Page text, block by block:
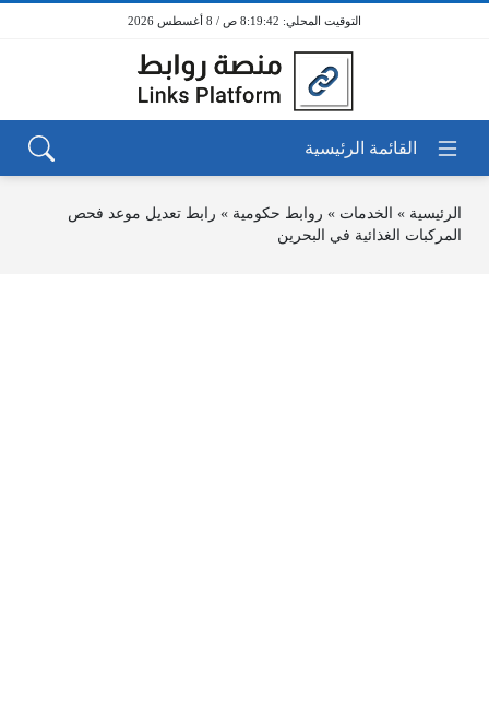
8:19:42 ص / 8 أغسطس 2026
الرئيسية » الخدمات » روابط حكومية » رابط تعديل موعد فحص
المركبات الغذائية في البحرين